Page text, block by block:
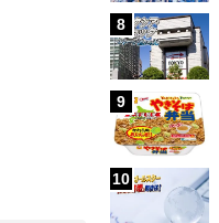
8
9
10